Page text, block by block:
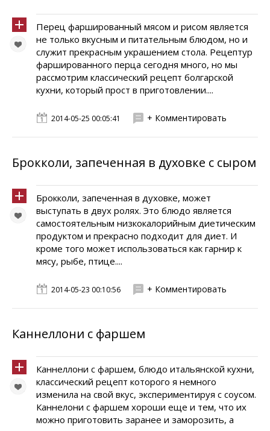
Перец фаршированный мясом и рисом является
не только вкусным и питательным блюдом, но и
служит прекрасным украшением стола. Рецептур
фаршированного перца сегодня много, но мы
рассмотрим классический рецепт болгарской
кухни, который прост в приготовлении....
2014-05-25 00:05:41 + Комментировать
Брокколи, запеченная в духовке с сыром
Брокколи, запеченная в духовке, может
выступать в двух ролях. Это блюдо является
самостоятельным низкокалорийным диетическим
продуктом и прекрасно подходит для диет. И
кроме того может использоваться как гарнир к
мясу, рыбе, птице....
2014-05-23 00:10:56 + Комментировать
Каннеллони с фаршем
Каннеллони с фаршем, блюдо итальянской кухни,
классический рецепт которого я немного
изменила на свой вкус, экспериментируя с соусом.
Каннелони с фаршем хороши еще и тем, что их
можно приготовить заранее и заморозить, а